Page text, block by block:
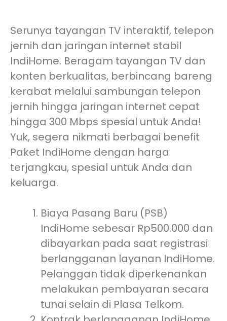
Serunya tayangan TV interaktif, telepon
jernih dan jaringan internet stabil
IndiHome. Beragam tayangan TV dan
konten berkualitas, berbincang bareng
kerabat melalui sambungan telepon
jernih hingga jaringan internet cepat
hingga 300 Mbps spesial untuk Anda!
Yuk, segera nikmati berbagai benefit
Paket IndiHome dengan harga
terjangkau, spesial untuk Anda dan
keluarga.
Biaya Pasang Baru (PSB)
IndiHome sebesar Rp500.000 dan
dibayarkan pada saat registrasi
berlangganan layanan IndiHome.
Pelanggan tidak diperkenankan
melakukan pembayaran secara
tunai selain di Plasa Telkom.